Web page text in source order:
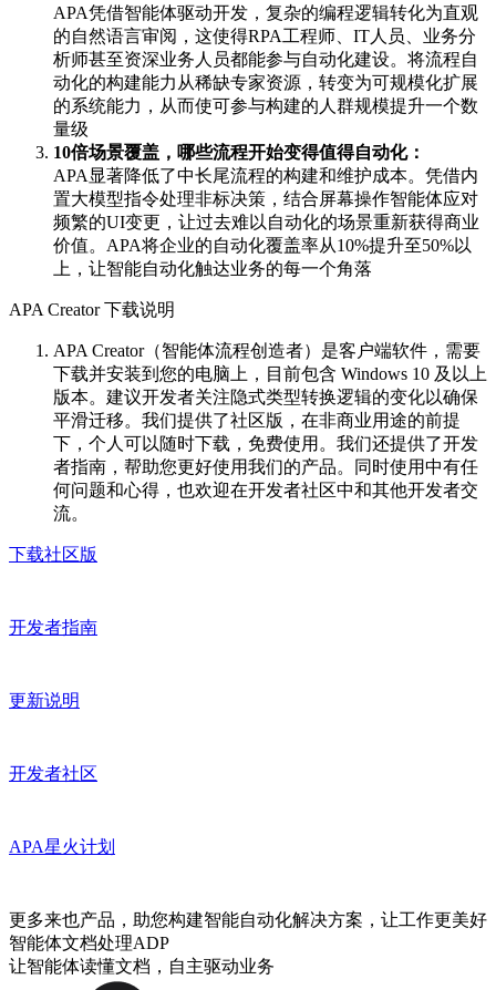
APA凭借智能体驱动开发，复杂的编程逻辑转化为直观
的自然语言审阅，这使得RPA工程师、IT人员、业务分
析师甚至资深业务人员都能参与自动化建设。将流程自
动化的构建能力从稀缺专家资源，转变为可规模化扩展
的系统能力，从而使可参与构建的人群规模提升一个数
量级
10倍场景覆盖，哪些流程开始变得值得自动化：
APA显著降低了中长尾流程的构建和维护成本。凭借内
置大模型指令处理非标决策，结合屏幕操作智能体应对
频繁的UI变更，让过去难以自动化的场景重新获得商业
价值。APA将企业的自动化覆盖率从10%提升至50%以
上，让智能自动化触达业务的每一个角落
APA Creator 下载说明
APA Creator（智能体流程创造者）是客户端软件，需要
下载并安装到您的电脑上，目前包含 Windows 10 及以上
版本。建议开发者关注隐式类型转换逻辑的变化以确保
平滑迁移。我们提供了社区版，在非商业用途的前提
下，个人可以随时下载，免费使用。我们还提供了开发
者指南，帮助您更好使用我们的产品。同时使用中有任
何问题和心得，也欢迎在开发者社区中和其他开发者交
流。
下载社区版
开发者指南
更新说明
开发者社区
APA星火计划
更多来也产品，助您构建智能自动化解决方案，让工作更美好
智能体文档处理ADP
让智能体读懂文档，自主驱动业务